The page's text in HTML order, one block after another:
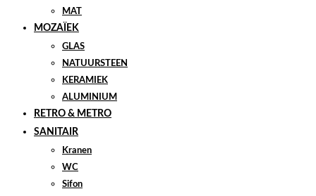
MAT
MOZAÏEK
GLAS
NATUURSTEEN
KERAMIEK
ALUMINIUM
RETRO & METRO
SANITAIR
Kranen
WC
Sifon